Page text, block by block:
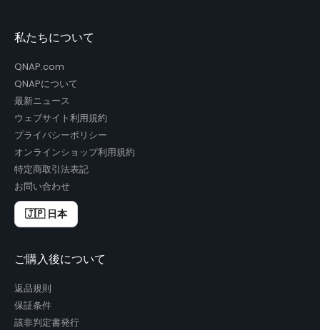
私たちについて
QNAP.com
QNAPについて
最新ニュース
ウェブサイト利用規約
プライバシーポリシー
オンラインショップ利用規約
特定商取引法表記
お問い合わせ
🇯🇵 日本
ご購入後について
返品規則
保証条件
該非判定書発行